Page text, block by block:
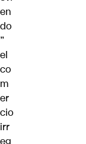
en
do
”
el
co
m
er
cio
irr
eg